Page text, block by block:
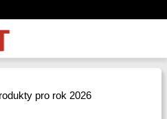
pro rok 2026